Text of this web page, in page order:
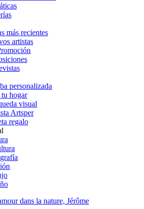
más recientes
artistas
personalizada
tu hogar
visual
Artsper
regalo